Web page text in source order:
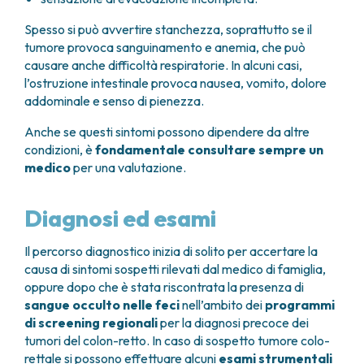
Spesso si può avvertire stanchezza, soprattutto se il
tumore provoca sanguinamento e anemia, che può
causare anche difficoltà respiratorie. In alcuni casi,
l’ostruzione intestinale provoca nausea, vomito, dolore
addominale e senso di pienezza.
Anche se questi sintomi possono dipendere da altre
condizioni, èfondamentale consultare sempre un
medicoper una valutazione.
Diagnosi ed esami
Il percorso diagnostico inizia di solito per accertare la
causa di sintomi sospetti rilevati dal medico di famiglia,
oppure dopo che è stata riscontrata la presenza di
sangue occulto nelle fecinell’ambito dei programmi
di screening regionaliper la diagnosi precoce dei
tumori del colon-retto. In caso di sospetto tumore colo-
rettale si possono effettuare alcuni esami strumentali